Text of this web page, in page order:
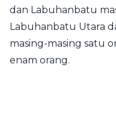
dan Labuhanbatu
Labuhanbatu Utara
masing-masing satu
enam orang.